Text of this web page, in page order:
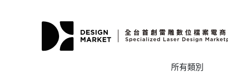
所有類別